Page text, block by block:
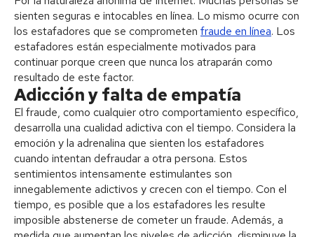
sienten seguras e intocables en línea. Lo mismo ocurre con
los estafadores que se comprometen fraude en línea. Los
estafadores están especialmente motivados para
continuar porque creen que nunca los atraparán como
resultado de este factor.
Adicción y falta de empatía
El fraude, como cualquier otro comportamiento específico,
desarrolla una cualidad adictiva con el tiempo. Considera la
emoción y la adrenalina que sienten los estafadores
cuando intentan defraudar a otra persona. Estos
sentimientos intensamente estimulantes son
innegablemente adictivos y crecen con el tiempo. Con el
tiempo, es posible que a los estafadores les resulte
imposible abstenerse de cometer un fraude. Además, a